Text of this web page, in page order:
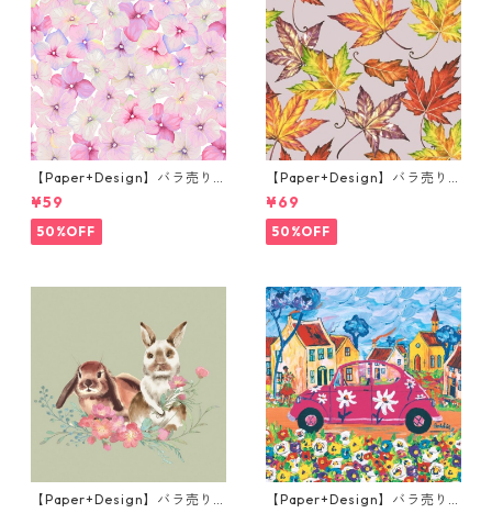
【Paper+Design】バラ売り2
枚 カクテルサイズ ペーパーナ
プキン Small blossoms ピン
ク
¥59
50%OFF
【Paper+Design】バラ売り2
枚 ランチサイズ ペーパーナプ
キン Fall leaves グレー
¥69
50%OFF
【Paper+Design】バラ売り2
【Paper+Design】バラ売り2